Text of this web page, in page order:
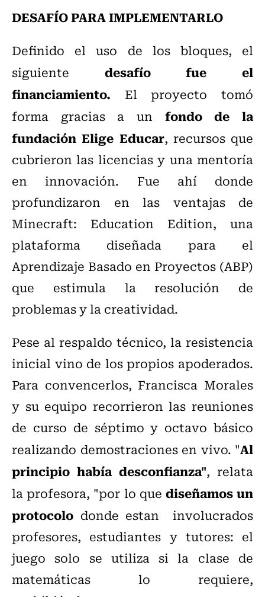
DESAFÍO PARA IMPLEMENTARLO
Definido el uso de los bloques, el
siguiente desafío fue el
financiamiento. El proyecto tomó
forma gracias a un fondo de la
fundación Elige Educar, recursos que
cubrieron las licencias y una mentoría
en innovación. Fue ahí donde
profundizaron en las ventajas de
Minecraft: Education Edition, una
plataforma diseñada para el
Aprendizaje Basado en Proyectos (ABP)
que estimula la resolución de
problemas y la creatividad.
Pese al respaldo técnico, la resistencia
inicial vino de los propios apoderados.
Para convencerlos, Francisca Morales
y su equipo recorrieron las reuniones
de curso de séptimo y octavo básico
realizando demostraciones en vivo. "Al
principio había desconfianza", relata
la profesora, "por lo que diseñamos un
protocolo donde estan involucrados
profesores, estudiantes y tutores: el
juego solo se utiliza si la clase de
matemáticas lo requiere,